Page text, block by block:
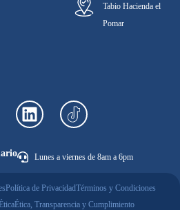
Tabio Hacienda el
Pomar
Lunes a viernes de 8am a 6pm
Política de PrivacidadTérminos y Condiciones
Ética, Transparencia y Cumplimiento